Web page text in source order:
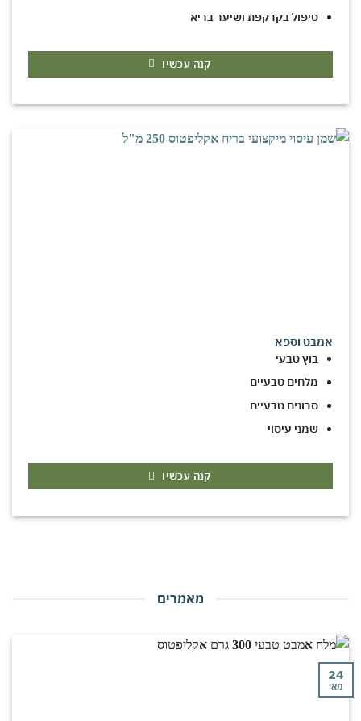
טיפול בקרקפת ושיער בריא
קנה עכשיו
אמבט וספא
בוץ טבעי
מלחים טבעיים
סבונים טבעיים
שמני עיסוי
קנה עכשיו
מאמרים